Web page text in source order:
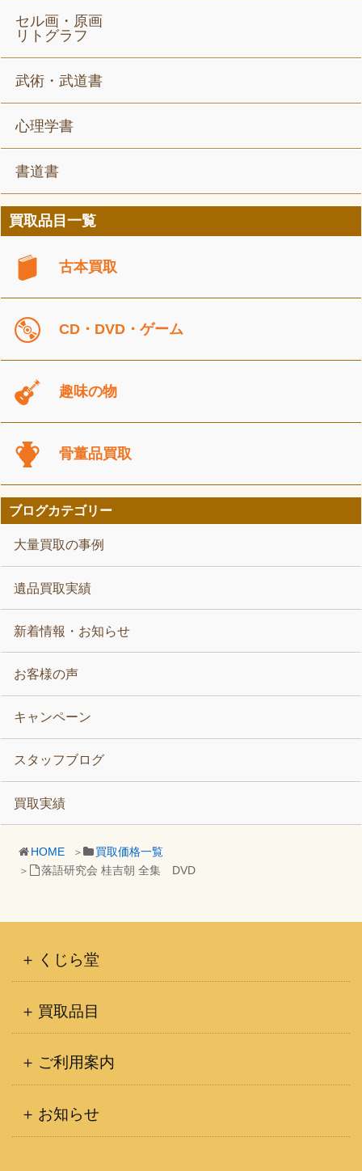
HOME
買取価格一覧
落語研究会 桂吉朝 全集 DVD
セル画・原画
リトグラフ
武術・武道書
心理学書
書道書
買取品目一覧
古本買取
CD・DVD・ゲーム
趣味の物
骨董品買取
ブログカテゴリー
大量買取の事例
遺品買取実績
新着情報・お知らせ
お客様の声
キャンペーン
スタッフブログ
買取実績
くじら堂
買取品目
ご利用案内
お知らせ